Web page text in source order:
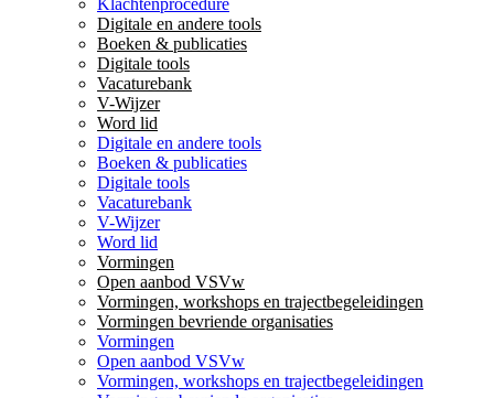
Klachtenprocedure
Digitale en andere tools
Boeken & publicaties
Digitale tools
Vacaturebank
V-Wijzer
Word lid
Digitale en andere tools
Boeken & publicaties
Digitale tools
Vacaturebank
V-Wijzer
Word lid
Vormingen
Open aanbod VSVw
Vormingen, workshops en trajectbegeleidingen
Vormingen bevriende organisaties
Vormingen
Open aanbod VSVw
Vormingen, workshops en trajectbegeleidingen